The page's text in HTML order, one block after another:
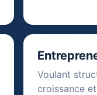
Voulant
croissance et